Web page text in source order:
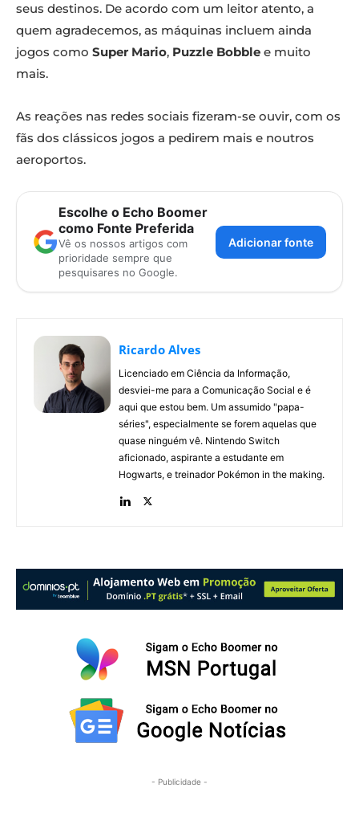
seus destinos. De acordo com um leitor atento, a
quem agradecemos, as máquinas incluem ainda
jogos como Super Mario, Puzzle Bobble e muito
mais.
As reações nas redes sociais fizeram-se ouvir, com os
fãs dos clássicos jogos a pedirem mais e noutros
aeroportos.
Escolhe o Echo Boomer
como Fonte Preferida
Vê os nossos artigos com
prioridade sempre que
pesquisares no Google.
Adicionar fonte
Ricardo Alves
Licenciado em Ciência da Informação,
desviei-me para a Comunicação Social e é
aqui que estou bem. Um assumido "papa-
séries", especialmente se forem aquelas que
quase ninguém vê. Nintendo Switch
aficionado, aspirante a estudante em
Hogwarts, e treinador Pokémon in the making.
- Publicidade -